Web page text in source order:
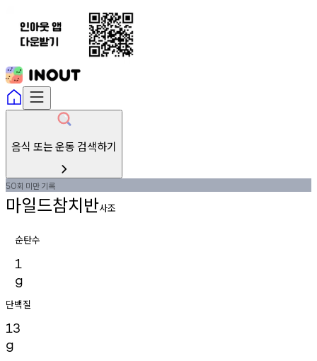
음식 또는 운동 검색하기
50회 미만기록
마일드참치반사조
순탄수
1
g
단백질
13
g